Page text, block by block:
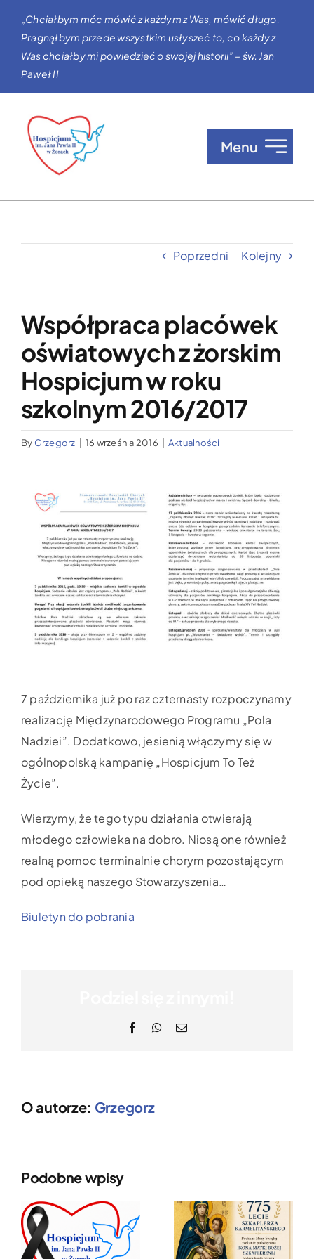
zawartości
„Chciałbym móc mówić z każdym z Was, mówić długo.
Pragnąłbym przede wszystkim usłyszeć to, co każdy z
Was chciałby mi powiedzieć o swojej historii” – św. Jan
Paweł II
Menu
Wypożyczalnia sprzętu medycznego
Aktualności
Jak możesz nam pomóc?
Poprzedni Kolejny
Współpraca placówek
oświatowych z żorskim
Hospicjum w roku
szkolnym 2016/2017
By Grzegorz 16 września 2016 Aktualności
większy
obrazek
7 października już po raz czternasty rozpoczynamy
realizację Międzynarodowego Programu „Pola
Nadziei”. Dodatkowo, jesienią włączymy się w
ogólnopolską kampanię „Hospicjum To Też
Życie”.
Wierzymy, że tego typu działania otwierają
młodego człowieka na dobro. Niosą one również
realną pomoc terminalnie chorym pozostającym
pod opieką naszego Stowarzyszenia…
Biuletyn do pobrania
FacebookWhatsApp
Email
O autorze: Grzegorz
Podobne wpisy